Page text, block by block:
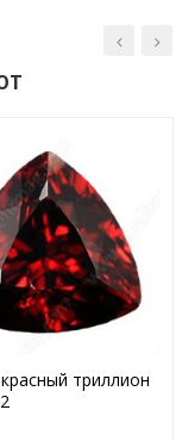
триллион